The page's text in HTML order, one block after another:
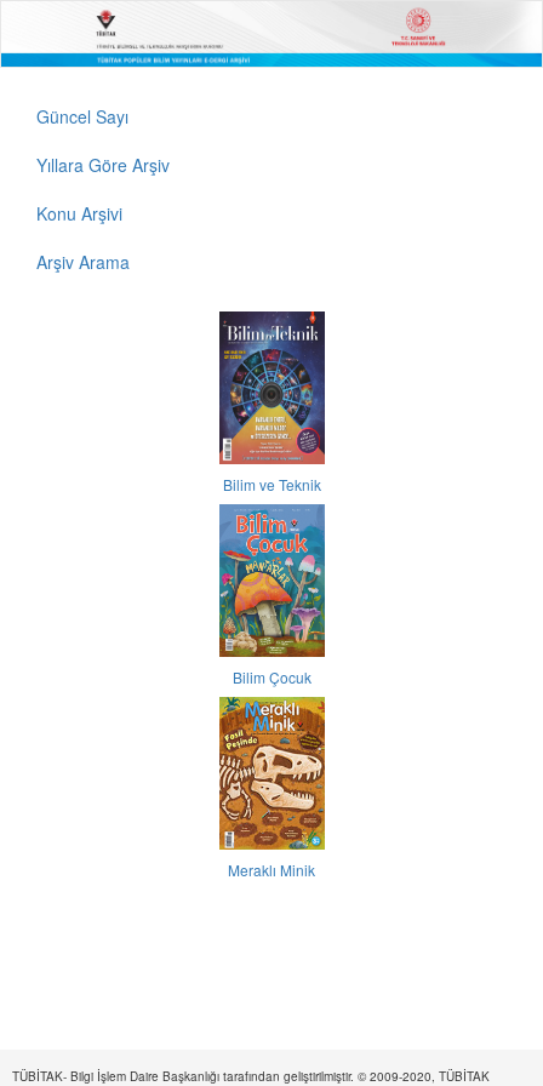
Güncel Sayı
Yıllara Göre Arşiv
Konu Arşivi
Arşiv Arama
Bilim ve Teknik
Bilim Çocuk
Meraklı Minik
TÜBİTAK- Bilgi İşlem Daire Başkanlığı tarafından geliştirilmiştir. © 2009-2020, TÜBİTAK